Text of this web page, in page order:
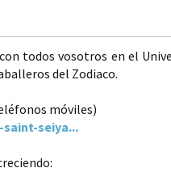
todos vosotros en el
del Zodiaco.
móviles)
seiya...